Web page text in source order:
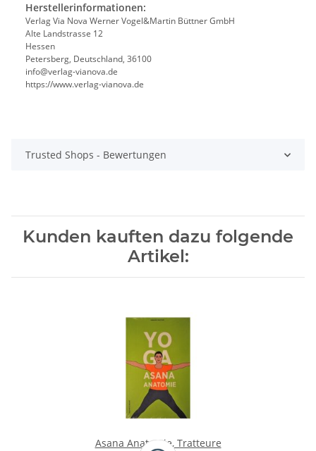
Herstellerinformationen:
Verlag Via Nova Werner Vogel&Martin Büttner GmbH
Alte Landstrasse 12
Hessen
Petersberg, Deutschland, 36100
info@verlag-vianova.de
https://www.verlag-vianova.de
Trusted Shops - Bewertungen
Kunden kauften dazu folgende
Artikel:
Asana Anatomie, Tratteure